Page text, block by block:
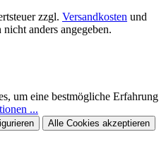
zzgl. Versandkosten und
anders angegeben.
um eine bestmögliche Erfahrung
...
Alle Cookies akzeptieren